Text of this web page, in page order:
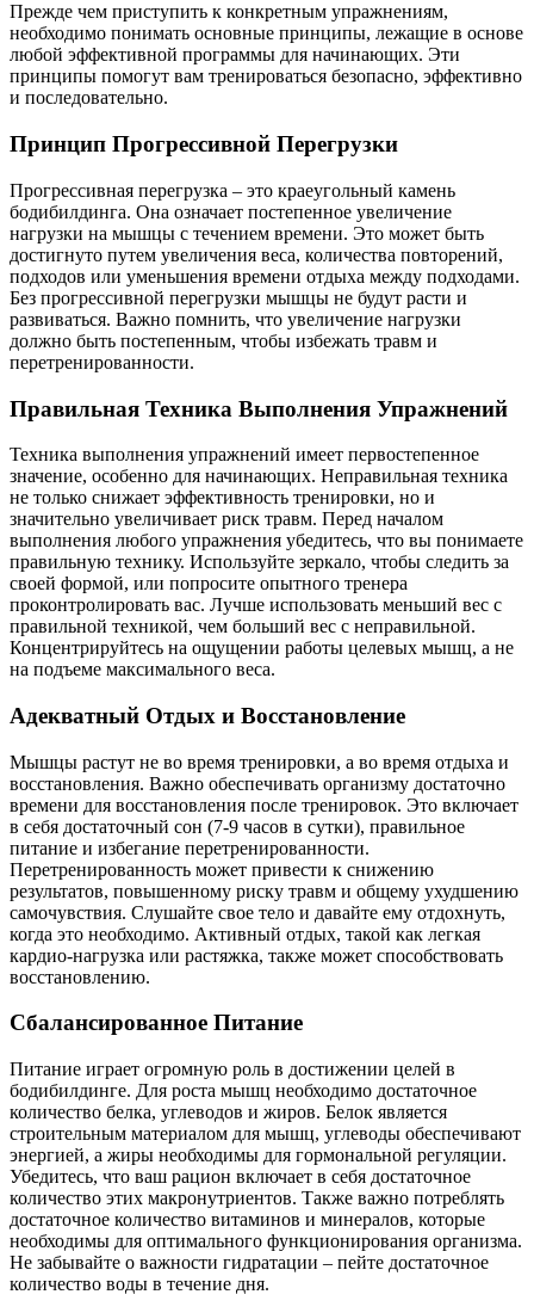
Прежде чем приступить к конкретным упражнениям,
необходимо понимать основные принципы, лежащие в основе
любой эффективной программы для начинающих. Эти
принципы помогут вам тренироваться безопасно, эффективно
и последовательно.
Принцип Прогрессивной Перегрузки
Прогрессивная перегрузка – это краеугольный камень
бодибилдинга. Она означает постепенное увеличение
нагрузки на мышцы с течением времени. Это может быть
достигнуто путем увеличения веса, количества повторений,
подходов или уменьшения времени отдыха между подходами.
Без прогрессивной перегрузки мышцы не будут расти и
развиваться. Важно помнить, что увеличение нагрузки
должно быть постепенным, чтобы избежать травм и
перетренированности.
Правильная Техника Выполнения Упражнений
Техника выполнения упражнений имеет первостепенное
значение, особенно для начинающих. Неправильная техника
не только снижает эффективность тренировки, но и
значительно увеличивает риск травм. Перед началом
выполнения любого упражнения убедитесь, что вы понимаете
правильную технику. Используйте зеркало, чтобы следить за
своей формой, или попросите опытного тренера
проконтролировать вас. Лучше использовать меньший вес с
правильной техникой, чем больший вес с неправильной.
Концентрируйтесь на ощущении работы целевых мышц, а не
на подъеме максимального веса.
Адекватный Отдых и Восстановление
Мышцы растут не во время тренировки, а во время отдыха и
восстановления. Важно обеспечивать организму достаточно
времени для восстановления после тренировок. Это включает
в себя достаточный сон (7-9 часов в сутки), правильное
питание и избегание перетренированности.
Перетренированность может привести к снижению
результатов, повышенному риску травм и общему ухудшению
самочувствия. Слушайте свое тело и давайте ему отдохнуть,
когда это необходимо. Активный отдых, такой как легкая
кардио-нагрузка или растяжка, также может способствовать
восстановлению.
Сбалансированное Питание
Питание играет огромную роль в достижении целей в
бодибилдинге. Для роста мышц необходимо достаточное
количество белка, углеводов и жиров. Белок является
строительным материалом для мышц, углеводы обеспечивают
энергией, а жиры необходимы для гормональной регуляции.
Убедитесь, что ваш рацион включает в себя достаточное
количество этих макронутриентов. Также важно потреблять
достаточное количество витаминов и минералов, которые
необходимы для оптимального функционирования организма.
Не забывайте о важности гидратации – пейте достаточное
количество воды в течение дня.